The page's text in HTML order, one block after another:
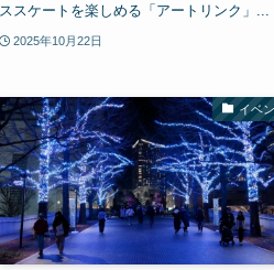
ススケートを楽しめる「アートリンク」...
2025年10月22日
イベ